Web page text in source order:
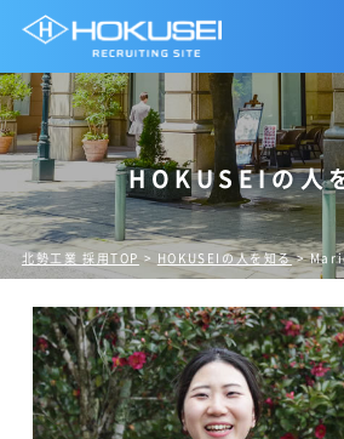
HOKUSEIの人
北勢工業 採用TOP > HOKUSEIの人を知る>